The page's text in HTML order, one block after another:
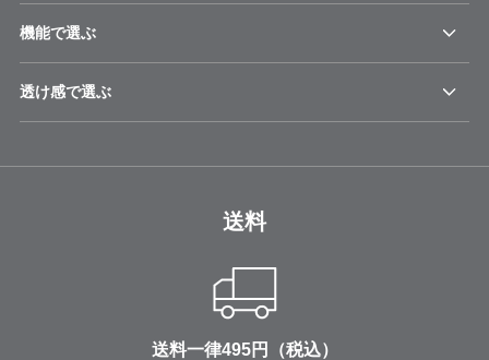
機能で選ぶ
透け感で選ぶ
送料
送料一律495円（税込）